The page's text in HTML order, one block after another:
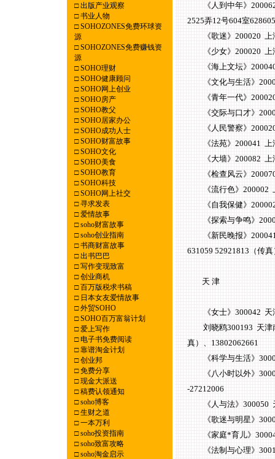
□出版产业观察
□书业人物
□SOHOZONES免费环球资
源
□SOHOZONES免费赚钱资
源
□SOHO理财
□SOHO健康顾问
□SOHO网上创业
□SOHO房产
□SOHO教父
□SOHO居家办公
□SOHO成功人士
□SOHO财富故事
□SOHO文化
□SOHO美食
□SOHO教育
□SOHO科技
□SOHO网上社交
□寻求发表
□爱情故事
□soho财富故事
□soho创业指南
□书商财富故事
□出书巴巴
□写作变现致富
□创业商机
□百万版税求书稿
□日本女友爱情故事
□外贸SOHO
□SOHO百万富翁计划
□爱上写作
□电子书免费阅读
□靠谱淘金计划
□创业邦
□免费分享
□现金大派送
□稿费认领通知
□soho博客
□生财之道
□一本万利
□soho投资指南
□soho致富攻略
□soho淘金启示
《人到中年》200062
2525弄12号604室
《歌迷》200020 上
《少女》200020 上
《海上文坛》
《文化与生活》
《青年一代》
《交际与口才》
《人民警察》200020
《法苑》200041 上
《大墙》200082 上
《检查风云》
《流行色》200002
《自我保健》200002
《探索与争鸣》
《新民晚报》200041
631059 52921813（传真
天 津
《女士》300042 天
刘晓鸥300193 天津南
真）、13802062661
《科学与生活》
《八小时以外》
-27212006
《人与法》300050
《歌迷与明星》
《家庭*育儿》
《法制与心理》